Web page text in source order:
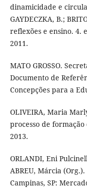
dinamicidade e
GAYDECZKA, B.;
reflexões e ensino. 4.
2011.
MATO GROSSO.
Documento de
Concepções para a
OLIVEIRA, Maria
processo de formação
2013.
ORLANDI, Eni
ABREU, Márcia
Campinas, SP: